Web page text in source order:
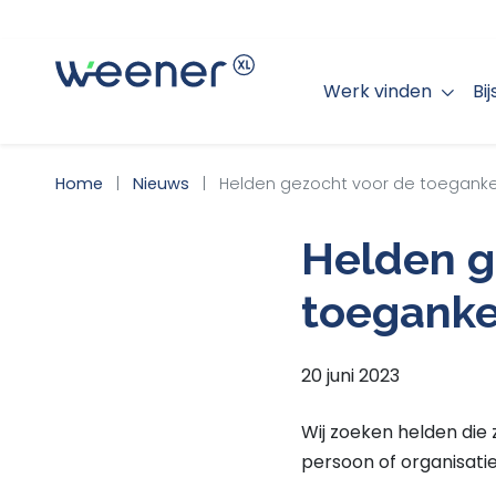
Werk vinden
Home Nieuws Helden gezocht voor de
Helden
20 juni 2023
Wij zoeken helden
persoon of